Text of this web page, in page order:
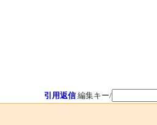
引用返信 編集キー/